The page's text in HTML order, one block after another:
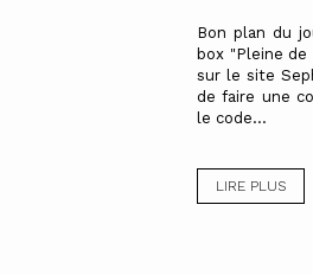
Bon plan du
box "Pleine de
sur le site
de faire une
le code...
LIRE PLUS